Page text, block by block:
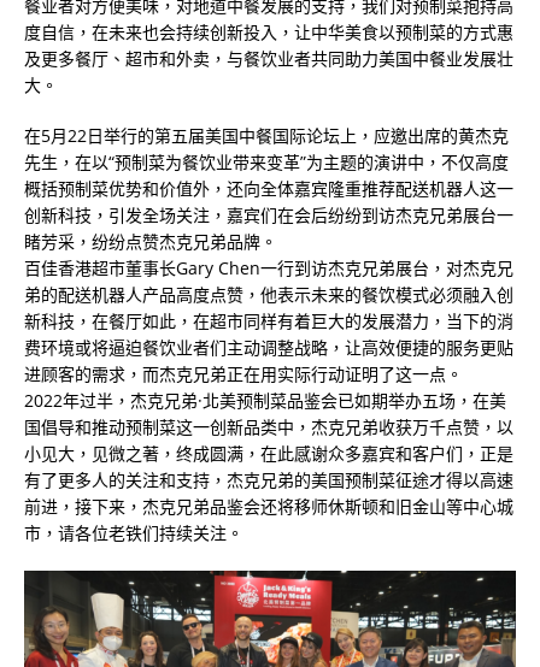
餐业者对方便美味，对地道中餐发展的支持，我们对预制菜抱持高
度自信，在未来也会持续创新投入，让中华美食以预制菜的方式惠
及更多餐厅、超市和外卖，与餐饮业者共同助力美国中餐业发展壮
大。
在5月22日举行的第五届美国中餐国际论坛上，应邀出席的黄杰克
先生，在以“预制菜为餐饮业带来变革”为主题的演讲中，不仅高度
概括预制菜优势和价值外，还向全体嘉宾隆重推荐配送机器人这一
创新科技，引发全场关注，嘉宾们在会后纷纷到访杰克兄弟展台一
睹芳采，纷纷点赞杰克兄弟品牌。
百佳香港超市董事长Gary Chen一行到访杰克兄弟展台，对杰克兄
弟的配送机器人产品高度点赞，他表示未来的餐饮模式必须融入创
新科技，在餐厅如此，在超市同样有着巨大的发展潜力，当下的消
费环境或将逼迫餐饮业者们主动调整战略，让高效便捷的服务更贴
进顾客的需求，而杰克兄弟正在用实际行动证明了这一点。
2022年过半，杰克兄弟·北美预制菜品鉴会已如期举办五场，在美
国倡导和推动预制菜这一创新品类中，杰克兄弟收获万千点赞，以
小见大，见微之著，终成圆满，在此感谢众多嘉宾和客户们，正是
有了更多人的关注和支持，杰克兄弟的美国预制菜征途才得以高速
前进，接下来，杰克兄弟品鉴会还将移师休斯顿和旧金山等中心城
市，请各位老铁们持续关注。